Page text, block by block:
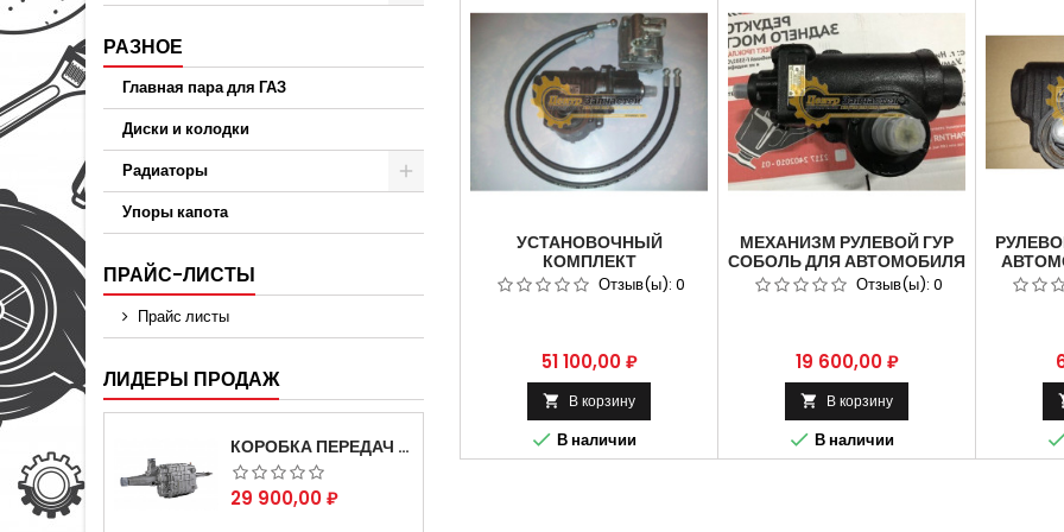
РАЗНОЕ
Главная пара для ГАЗ
Диски и колодки
Радиаторы
Упоры капота
ПРАЙС-ЛИСТЫ
Прайс листы
ЛИДЕРЫ ПРОДАЖ
КОРОБКА ПЕРЕДАЧ НА ДЛЯ АВТОМОБИЛЯ ГАЗЕЛЬ 3302 АРТИКУЛ 3302-1700010 (УСИЛЕННАЯ)
Цена
29 900,00 ₽
УСТАНОВОЧНЫЙ
КОМПЛЕКТ
ГИДРОУСИЛИТЕЛЯ РУЛЯ
ГУР ДЛЯ АВТОМОБИЛЯ ГАЗ
Отзыв(ы): 0
Цена
51 100,00 ₽
 В корзину
 В наличии
МЕХАНИЗМ РУЛЕВОЙ ГУР
СОБОЛЬ ДЛЯ АВТОМОБИЛЯ
ГАЗ 2217 ШНКФ453461.123
Отзыв(ы): 0
Цена
19 600,00 ₽
 В корзину
 В наличии